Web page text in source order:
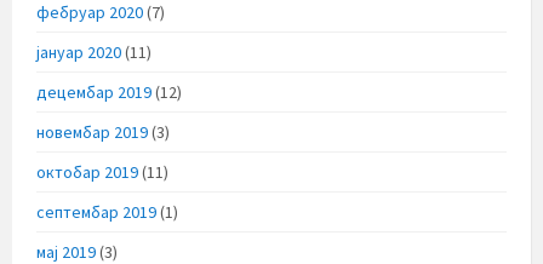
фебруар 2020(7)
јануар 2020(11)
децембар 2019(12)
новембар 2019(3)
октобар 2019(11)
септембар 2019(1)
мај 2019(3)